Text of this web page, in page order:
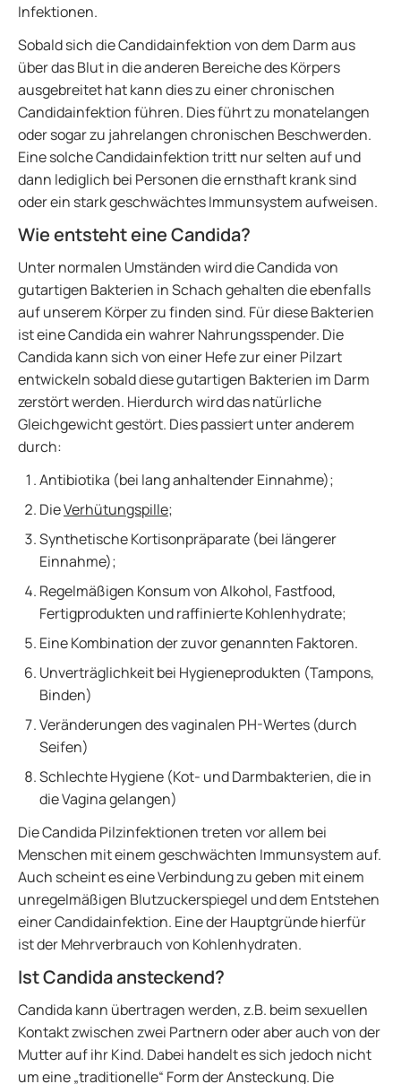
Infektionen.
Sobald sich die Candidainfektion von dem Darm aus
über das Blut in die anderen Bereiche des Körpers
ausgebreitet hat kann dies zu einer chronischen
Candidainfektion führen. Dies führt zu monatelangen
oder sogar zu jahrelangen chronischen Beschwerden.
Eine solche Candidainfektion tritt nur selten auf und
dann lediglich bei Personen die ernsthaft krank sind
oder ein stark geschwächtes Immunsystem aufweisen.
Wie entsteht eine Candida?
Unter normalen Umständen wird die Candida von
gutartigen Bakterien in Schach gehalten die ebenfalls
auf unserem Körper zu finden sind. Für diese Bakterien
ist eine Candida ein wahrer Nahrungsspender. Die
Candida kann sich von einer Hefe zur einer Pilzart
entwickeln sobald diese gutartigen Bakterien im Darm
zerstört werden. Hierdurch wird das natürliche
Gleichgewicht gestört. Dies passiert unter anderem
durch:
Antibiotika (bei lang anhaltender Einnahme);
DieVerhütungspille;
Synthetische Kortisonpräparate (bei längerer
Einnahme);
Regelmäßigen Konsum von Alkohol, Fastfood,
Fertigprodukten und raffinierte Kohlenhydrate;
Eine Kombination der zuvor genannten Faktoren.
Unverträglichkeit bei Hygieneprodukten (Tampons,
Binden)
Veränderungen des vaginalen PH-Wertes (durch
Seifen)
Schlechte Hygiene (Kot- und Darmbakterien, die in
die Vagina gelangen)
Die Candida Pilzinfektionen treten vor allem bei
Menschen mit einem geschwächten Immunsystem auf.
Auch scheint es eine Verbindung zu geben mit einem
unregelmäßigen Blutzuckerspiegel und dem Entstehen
einer Candidainfektion. Eine der Hauptgründe hierfür
ist der Mehrverbrauch von Kohlenhydraten.
Ist Candida ansteckend?
Candida kann übertragen werden, z.B. beim sexuellen
Kontakt zwischen zwei Partnern oder aber auch von der
Mutter auf ihr Kind. Dabei handelt es sich jedoch nicht
um eine „traditionelle“ Form der Ansteckung. Die